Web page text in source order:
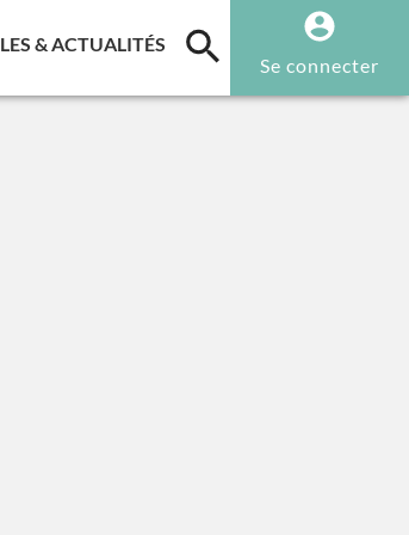
& ACTUALITÉS (CURRENT)
Se connecter